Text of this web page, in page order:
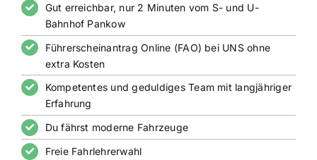
Gut erreichbar, nur 2 Minuten vom S- und U-
Bahnhof Pankow
Führerscheinantrag Online (FAO) bei UNS ohne
extra Kosten
Kompetentes und geduldiges Team mit langjähriger
Erfahrung
Du fährst moderne Fahrzeuge
Freie Fahrlehrerwahl